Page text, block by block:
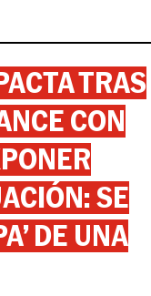
TRAS
CON
SE
DE UNA